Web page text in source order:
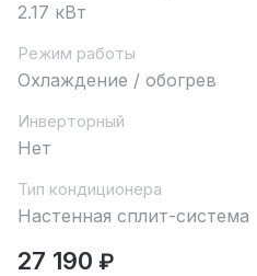
2.17 кВт
Режим работы
Охлаждение / обогрев
Инверторный
Нет
Тип кондиционера
Настенная сплит-система
27 190 ₽